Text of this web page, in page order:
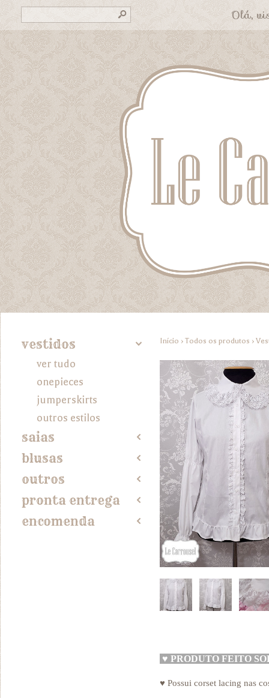
s Olá,
vestidos 4
ver tudo
onepieces
jumperskirts
outros estilos
saias 2
blusas 2
outros 2
pronta entrega 2
encomenda 2
Início › Todos os produtos ›
♥ PRODUTO FEITO
♥ Possui corset lacing nas